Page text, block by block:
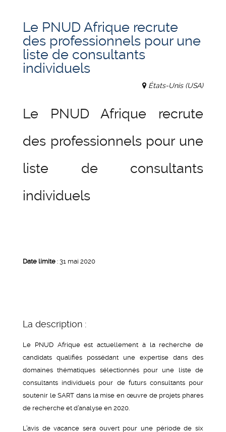
Le PNUD Afrique recrute
des professionnels pour une
liste de consultants
individuels
États-Unis (USA)
Le PNUD Afrique recrute
des professionnels pour une
liste de consultants
individuels
Date limite : 31 mai 2020
La description :
Le PNUD Afrique est actuellement à la recherche de
candidats qualifiés possédant une expertise dans des
domaines thématiques sélectionnés pour une liste de
consultants individuels pour de futurs consultants pour
soutenir le SART dans la mise en œuvre de projets phares
de recherche et d’analyse en 2020.
L’avis de vacance sera ouvert pour une période de six